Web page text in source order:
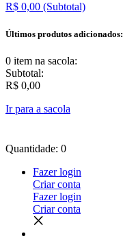
R$ 0,00 (Subtotal)
Últimos produtos adicionados:
0 item na sacola:
Subtotal:
R$ 0,00
Ir para a sacola
Quantidade: 0
Fazer login
Criar conta
Fazer login
Criar conta